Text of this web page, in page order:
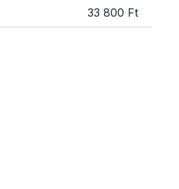
33 800 Ft